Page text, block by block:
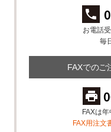
お電話
毎
FAXでのご
FAXは
FAX用注文